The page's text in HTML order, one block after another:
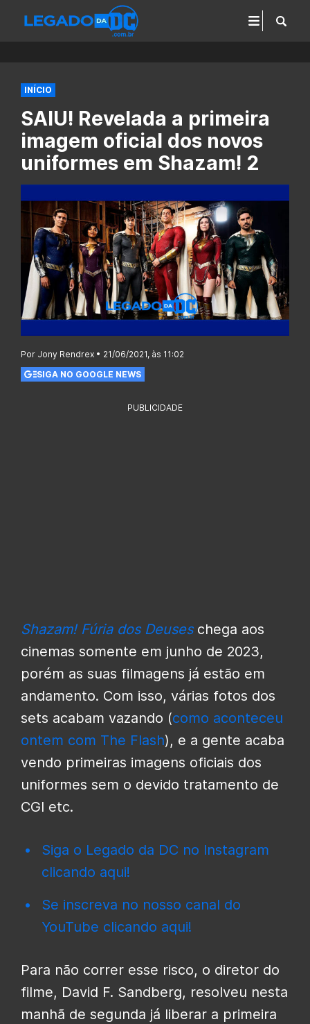
INÍCIO
SAIU! Revelada a primeira
imagem oficial dos novos
uniformes em Shazam! 2
Por Jony Rendrex • 21/06/2021, às 11:02
SIGA NO GOOGLE NEWS
PUBLICIDADE
Shazam! Fúria dos Deuseschega aos
cinemas somente em junho de 2023,
porém as suas filmagens já estão em
andamento. Com isso, várias fotos dos
sets acabam vazando (como aconteceu
ontem com The Flash), e a gente acaba
vendo primeiras imagens oficiais dos
uniformes sem o devido tratamento de
CGI etc.
Siga o Legado da DC no Instagram
clicando aqui!
Se inscreva no nosso canal do
YouTube clicando aqui!
Para não correr esse risco, o diretor do
filme, David F. Sandberg, resolveu nesta
manhã de segunda já liberar a primeira